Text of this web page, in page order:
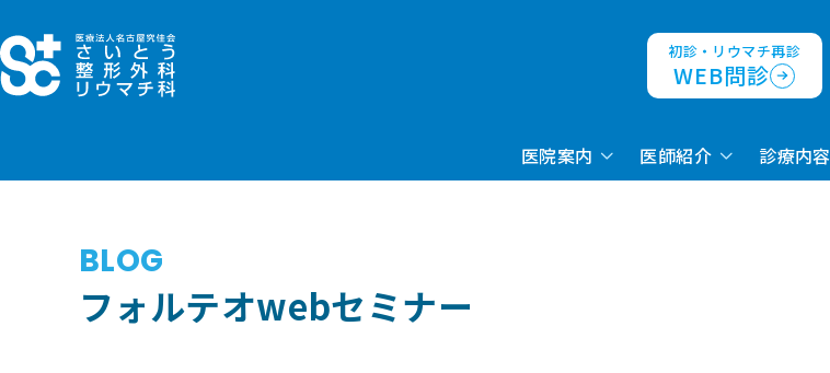
ン
テ
へ
初診・リウマチ再診
WEB問診
医院案内 医師紹介 診療内容
BLOG
フォルテオwebセミナー